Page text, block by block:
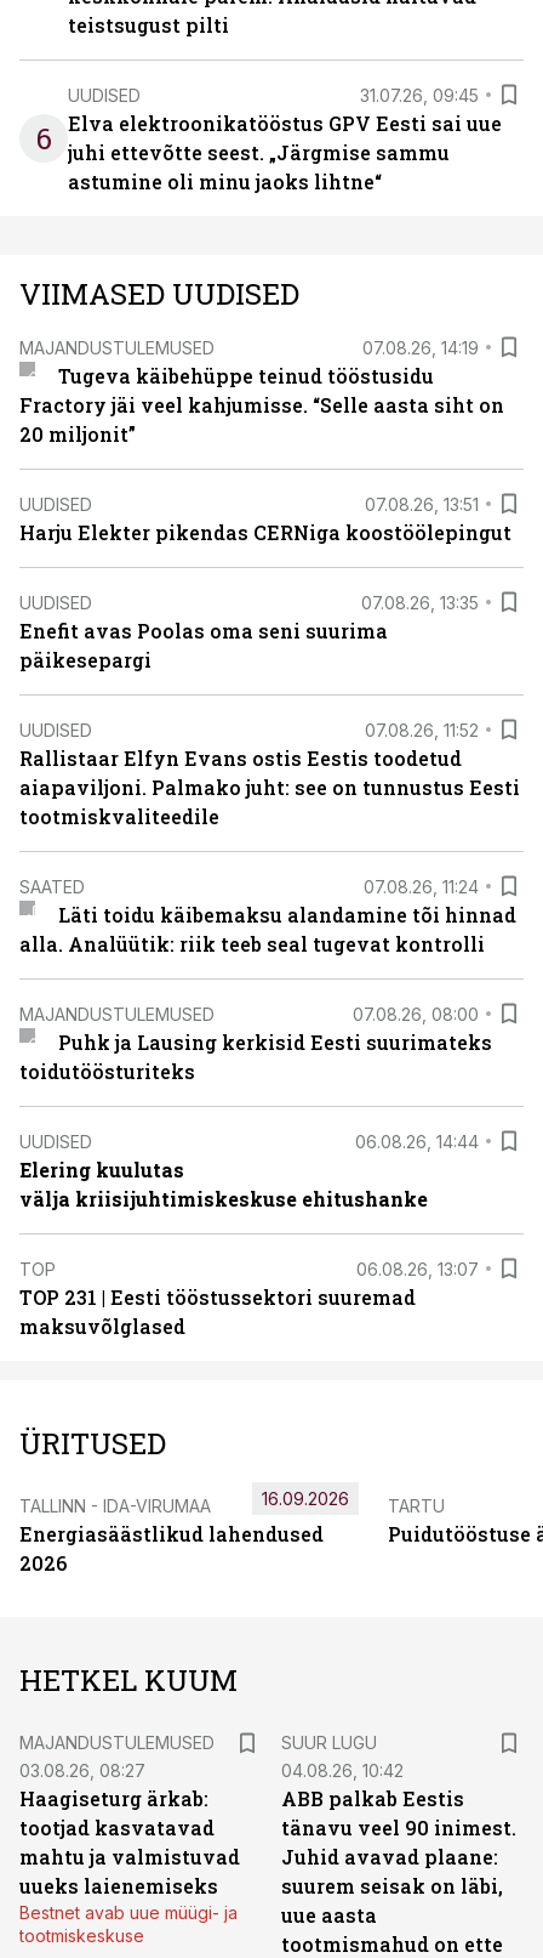
teistsugust pilti
6
UUDISED 31.07.26, 09:45
Elva elektroonikatööstus GPV Eesti sai uue
juhi ettevõtte seest. „Järgmise sammu
astumine oli minu jaoks lihtne“
VIIMASED UUDISED
MAJANDUSTULEMUSED 07.08.26, 14:19
Tugeva käibehüppe teinud tööstusidu
Fractory jäi veel kahjumisse. “Selle aasta siht on
20 miljonit”
UUDISED 07.08.26, 13:51
Harju Elekter pikendas CERNiga koostöölepingut
UUDISED 07.08.26, 13:35
Enefit avas Poolas oma seni suurima
päikesepargi
UUDISED 07.08.26, 11:52
Rallistaar Elfyn Evans ostis Eestis toodetud
aiapaviljoni. Palmako juht: see on tunnustus Eesti
tootmiskvaliteedile
SAATED 07.08.26, 11:24
Läti toidu käibemaksu alandamine tõi hinnad
alla. Analüütik: riik teeb seal tugevat kontrolli
MAJANDUSTULEMUSED 07.08.26, 08:00
Puhk ja Lausing kerkisid Eesti suurimateks
toidutöösturiteks
UUDISED 06.08.26, 14:44
Elering kuulutas
välja kriisijuhtimiskeskuse ehitushanke
TOP 06.08.26, 13:07
TOP 231 | Eesti tööstussektori suuremad
maksuvõlglased
ÜRITUSED
TALLINN - IDA-VIRUMAA
Energiasäästlikud lahendused
2026
16.09.2026 TARTU
Puidutööstuse
HETKEL KUUM
MAJANDUSTULEMUSED
03.08.26, 08:27
Haagiseturg ärkab:
tootjad kasvatavad
mahtu ja valmistuvad
uueks laienemiseks
Bestnet avab uue müügi- ja
tootmiskeskuse
SUUR LUGU
04.08.26, 10:42
ABB palkab Eestis
tänavu veel 90 inimest.
Juhid avavad plaane:
suurem seisak on läbi,
uue aasta
tootmismahud on ette